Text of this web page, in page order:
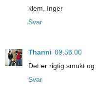
klem, Inger
Svar
Thanni 09.58.00
Det er rigtig smukt
Svar